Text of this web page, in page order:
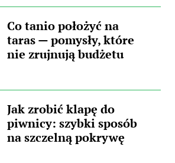
Co tanio położyć na
taras — pomysły, które
nie zrujnują budżetu
Jak zrobić klapę do
piwnicy: szybki sposób
na szczelną pokrywę